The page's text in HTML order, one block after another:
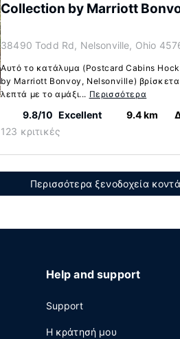
Collection by Marriott
38490 Todd Rd, Nelsonville, Ohio
Αυτό το κατάλυμα (Postcard Cabins
by Marriott Bonvoy, Nelsonville)
λεπτά με το αμάξι... Περισσότερα
9.8/10 Excellent
123 κριτικές
9.4 km
Περισσότερα ξενοδοχεία
Help and support
Support
Η κράτησή μου